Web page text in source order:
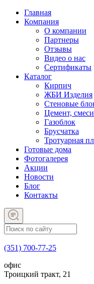
Главная
Компания
О компании
Партнеры
Отзывы
Видео о нас
Сертификаты
Каталог
Кирпич
ЖБИ Изделия
Стеновые
Цемент, смеси
Газоблок
Брусчатка
Тротуарная
Готовые дома
Фотогалерея
Акции
Новости
Блог
Контакты
(351) 700-77-25
офис
Троицкий тракт, 21